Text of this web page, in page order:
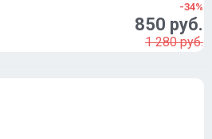
-34%
850 руб.
1 280 руб.